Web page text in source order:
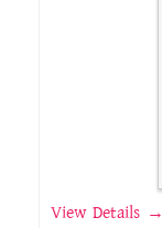
View Details →